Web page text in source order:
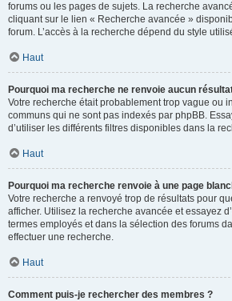
forums ou les pages de sujets. La recherche
cliquant sur le lien « Recherche avancée »
forum. L’accès à la recherche dépend du style
Haut
Pourquoi ma recherche ne renvoie aucun
Votre recherche était probablement trop vague ou
communs qui ne sont pas indexés par phpBB.
d’utiliser les différents filtres disponibles dans la
Haut
Pourquoi ma recherche renvoie à une page
Votre recherche a renvoyé trop de résultats pour
afficher. Utilisez la recherche avancée et essayez
termes employés et dans la sélection des forums
effectuer une recherche.
Haut
Comment puis-je rechercher des membres ?